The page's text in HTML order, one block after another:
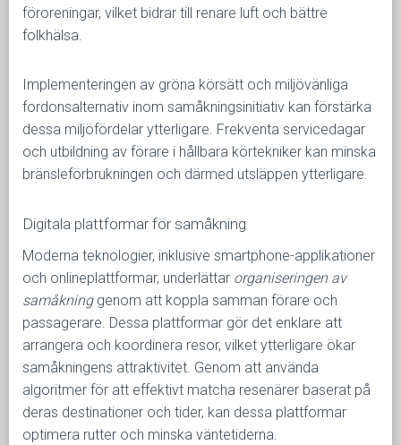
föroreningar, vilket bidrar till renare luft och bättre
folkhälsa.
Implementeringen av gröna körsätt och miljövänliga
fordonsalternativ inom samåkningsinitiativ kan förstärka
dessa miljöfördelar ytterligare. Frekventa servicedagar
och utbildning av förare i hållbara körtekniker kan minska
bränsleförbrukningen och därmed utsläppen ytterligare.
Digitala plattformar för samåkning
Moderna teknologier, inklusive smartphone-applikationer
och onlineplattformar, underlättar organiseringen av
samåkninggenom att koppla samman förare och
passagerare. Dessa plattformar gör det enklare att
arrangera och koordinera resor, vilket ytterligare ökar
samåkningens attraktivitet. Genom att använda
algoritmer för att effektivt matcha resenärer baserat på
deras destinationer och tider, kan dessa plattformar
optimera rutter och minska väntetiderna.